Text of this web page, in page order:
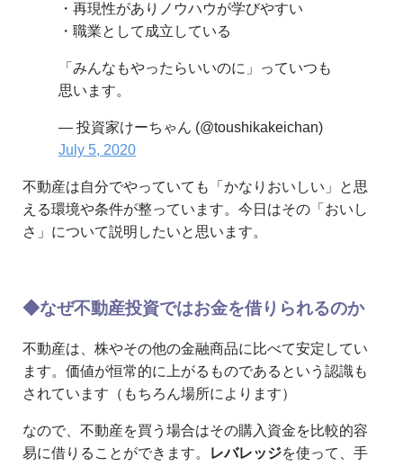
・再現性がありノウハウが学びやすい
・職業として成立している
「みんなもやったらいいのに」っていつも
思います。
— 投資家けーちゃん (@toushikakeichan)
July 5, 2020
不動産は自分でやっていても「かなりおいしい」と思
える環境や条件が整っています。今日はその「おいし
さ」について説明したいと思います。
◆なぜ不動産投資ではお金を借りられるのか
不動産は、株やその他の金融商品に比べて安定してい
ます。価値が恒常的に上がるものであるという認識も
されています（もちろん場所によります）
なので、不動産を買う場合はその購入資金を比較的容
易に借りることができます。
レバレッジを使って、手